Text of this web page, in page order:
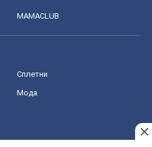
MAMACLUB
Сплетни
Мода